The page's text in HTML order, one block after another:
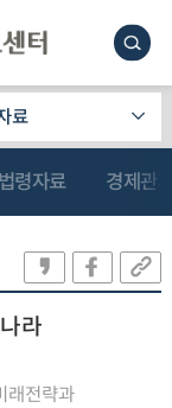
료
법령자료 경제관
라
래전략과